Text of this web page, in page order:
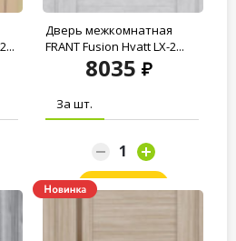
Дверь межкомнатная
FRANT Fusion Hyatt LX-2...
8035
За шт.
Заказать